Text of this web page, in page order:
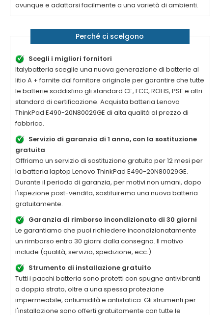
ovunque e adattarsi facilmente a una varietà di ambienti.
Perché ci scelgono
Scegli i migliori fornitori
Italybatteria sceglie una nuova generazione di batterie al
litio A + fornite dal fornitore originale per garantire che tutte
le batterie soddisfino gli standard CE, FCC, ROHS, PSE e altri
standard di certificazione. Acquista batteria Lenovo
ThinkPad E490-20N80029GE di alta qualità al prezzo di
fabbrica.
Servizio di garanzia di 1 anno, con la sostituzione
gratuita
Offriamo un servizio di sostituzione gratuito per 12 mesi per
la batteria laptop Lenovo ThinkPad E490-20N80029GE.
Durante il periodo di garanzia, per motivi non umani, dopo
l'ispezione post-vendita, sostituiremo una nuova batteria
gratuitamente.
Garanzia di rimborso incondizionato di 30 giorni
Le garantiamo che puoi richiedere incondizionatamente
un rimborso entro 30 giorni dalla consegna. Il motivo
include (qualità, servizio, spedizione, ecc.).
Strumento di installazione gratuito
Tutti i pacchi batteria sono protetti con spugne antivibranti
a doppio strato, oltre a una spessa protezione
impermeabile, antiumidità e antistatica. Gli strumenti per
l'installazione sono offerti gratuitamente con tutte le